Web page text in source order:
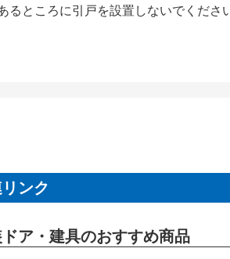
ところに引戸を設置しないでくださ
ンク
ア・建具のおすすめ商品